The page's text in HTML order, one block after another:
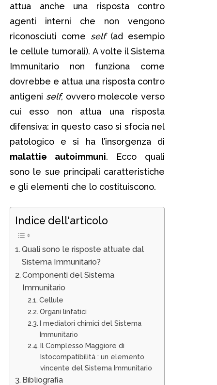
attua anche una risposta contro
agenti interni che non vengono
riconosciuti come self(ad esempio
le cellule tumorali). A volte il Sistema
Immunitario non funziona come
dovrebbe e attua una risposta contro
antigeni self, ovvero molecole verso
cui esso non attua una risposta
difensiva: in questo caso si sfocia nel
patologico e si ha l’insorgenza di
malattie autoimmuni. Ecco quali
sono le sue principali caratteristiche
e gli elementi che lo costituiscono.
Indice dell'articolo
Quali sono le risposte attuate dal
Sistema Immunitario?
Componenti del Sistema
Immunitario
Cellule
Organi linfatici
I mediatori chimici del Sistema
Immunitario
Il Complesso Maggiore di
Istocompatibilità : un elemento
vincente del Sistema Immunitario
Bibliografia